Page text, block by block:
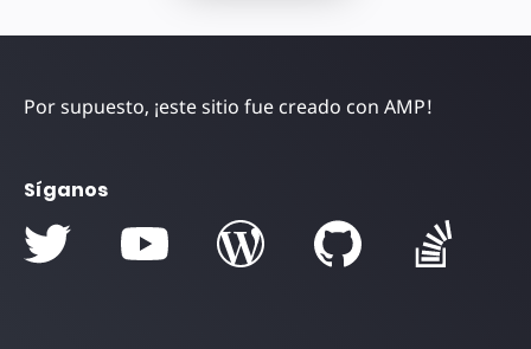
Por supuesto, ¡este sitio fue creado con AMP!
Síganos